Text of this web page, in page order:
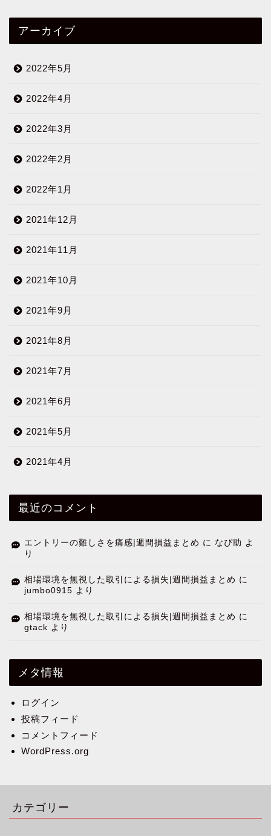
アーカイブ
2022年5月
2022年4月
2022年3月
2022年2月
2022年1月
2021年12月
2021年11月
2021年10月
2021年9月
2021年8月
2021年7月
2021年6月
2021年5月
2021年4月
最近のコメント
エントリーの難しさを痛感|週間損益まとめ に なぴ助 よ
り
相場環境を無視した取引による損失|週間損益まとめ に
jumbo0915 より
相場環境を無視した取引による損失|週間損益まとめ に
gtack より
メタ情報
ログイン
投稿フィード
コメントフィード
WordPress.org
カテゴリー